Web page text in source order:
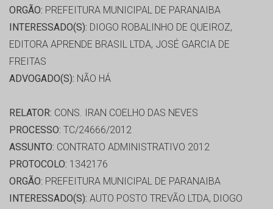
ORGÃO: PREFEITURA MUNICIPAL DE PARANAIBA
INTERESSADO(S): DIOGO ROBALINHO DE QUEIROZ,
EDITORA APRENDE BRASIL LTDA, JOSÉ GARCIA DE
FREITAS
ADVOGADO(S): NÃO HÁ
RELATOR: CONS. IRAN COELHO DAS NEVES
PROCESSO: TC/24666/2012
ASSUNTO: CONTRATO ADMINISTRATIVO 2012
PROTOCOLO: 1342176
ORGÃO: PREFEITURA MUNICIPAL DE PARANAIBA
INTERESSADO(S): AUTO POSTO TREVÃO LTDA, DIOGO